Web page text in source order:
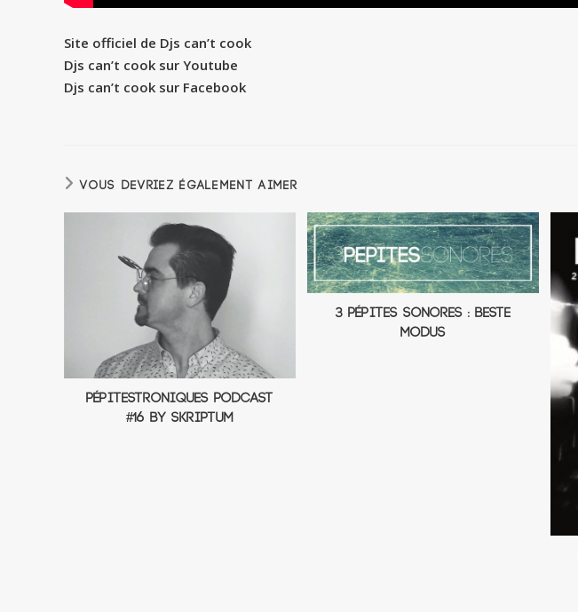
Site officiel de Djs can’t cook
Djs can’t cook sur Youtube
Djs can’t cook sur Facebook
VOUS DEVRIEZ ÉGALEMENT AIMER
PépitesTroniques Podcast
#16 by Skriptum
3 Pépites Sonores : Beste
Modus